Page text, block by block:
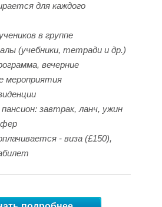
для каждого
в группе
(учебники, тетради и др.)
вечерние
мероприятия
завтрак, ланч, ужин
- виза (£150),